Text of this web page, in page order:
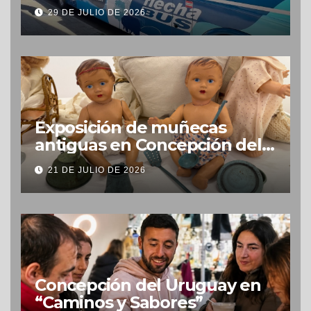
29 DE JULIO DE 2026
Exposición de muñecas
antiguas en Concepción del
Uruguay
21 DE JULIO DE 2026
Concepción del Uruguay en
“Caminos y Sabores”